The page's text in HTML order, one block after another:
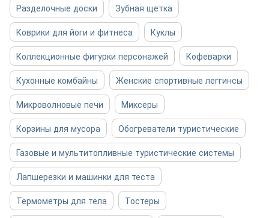
Разделочные доски
Зубная щетка
Коврики для йоги и фитнеса
Куклы
Коллекционные фигурки персонажей
Кофеварки
Кухонные комбайны
Женские спортивные леггинсы
Микроволновые печи
Миксеры
Корзины для мусора
Обогреватели туристические
Газовые и мультитопливные туристические системы
Лапшерезки и машинки для теста
Термометры для тела
Тостеры